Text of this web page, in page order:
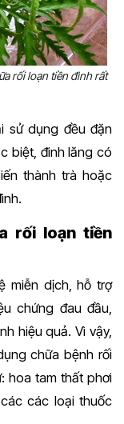
rối loạn tiền đình rất
sử dụng đều đặn
biệt, đinh lăng có
thành trà hoặc
rối loạn tiền
miễn dịch, hỗ trợ
chứng đau đầu,
hiệu quả. Vì vậy,
chữa bệnh rối
hoa tam thất phơi
các loại thuốc